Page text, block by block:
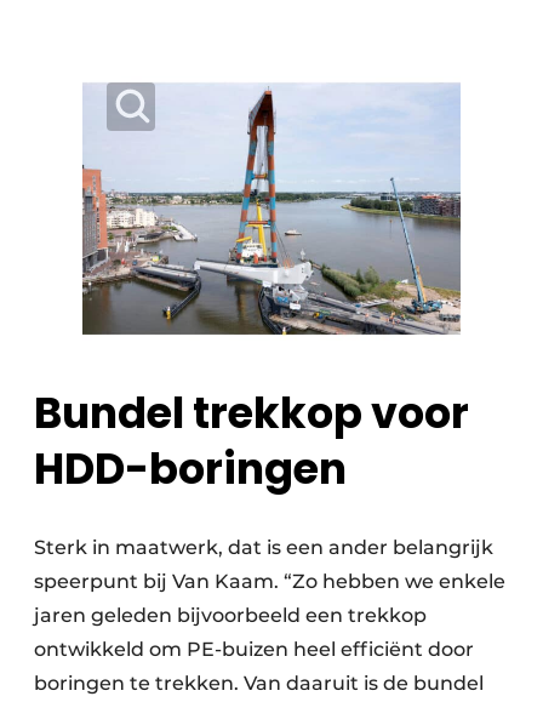
Bundel trekkop voor
HDD-boringen
Sterk in maatwerk, dat is een ander belangrijk
speerpunt bij Van Kaam. “Zo hebben we enkele
jaren geleden bijvoorbeeld een trekkop
ontwikkeld om PE-buizen heel efficiënt door
boringen te trekken. Van daaruit is de bundel